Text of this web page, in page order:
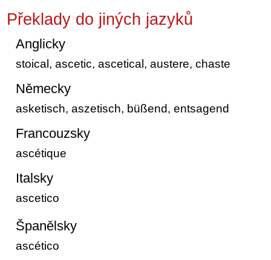
Překlady do jiných jazyků
Anglicky
stoical, ascetic, ascetical, austere, chaste
Německy
asketisch, aszetisch, büßend, entsagend
Francouzsky
ascétique
Italsky
ascetico
Španělsky
ascético